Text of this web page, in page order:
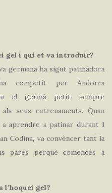
gel i qui et va introduir?
germana ha sigut patinadora
per Andorra
el germà petit, sempre
seus entrenaments. Quan
aprendre a patinar durant 1
Codina, va convèncer tant la
pares perquè comencés a
l’hoquei gel?